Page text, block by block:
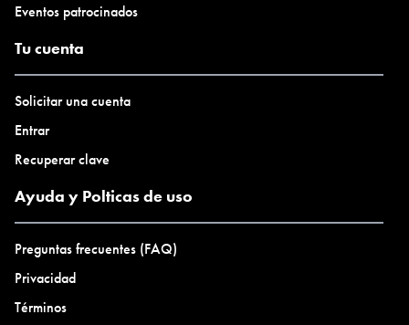
Eventos patrocinados
Tu cuenta
Solicitar una cuenta
Entrar
Recuperar clave
Ayuda y Polticas de uso
Preguntas frecuentes (FAQ)
Privacidad
Términos